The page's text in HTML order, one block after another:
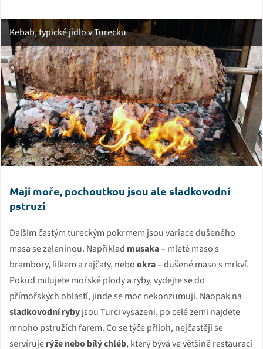
Kebab, typické jídlo v Turecku
Mají moře, pochoutkou jsou ale sladkovodní
pstruzi
Dalším častým tureckým pokrmem jsou variace dušeného
masa se zeleninou. Například musaka– mleté maso s
brambory, lilkem a rajčaty, nebookra– dušené maso s mrkví.
Pokud milujete mořské plody a ryby, vydejte se do
přímořských oblastí, jinde se moc nekonzumují. Naopak na
sladkovodní rybyjsou Turci vysazeni, po celé zemi najdete
mnoho pstružích farem. Co se týče příloh, nejčastěji se
servírujerýže nebo bílý chléb, který bývá ve většině restaurací